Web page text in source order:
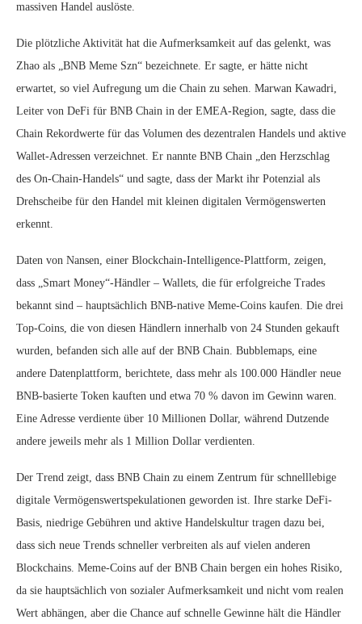
massiven Handel auslöste.
Die plötzliche Aktivität hat die Aufmerksamkeit auf das gelenkt, was
Zhao als „BNB Meme Szn“ bezeichnete. Er sagte, er hätte nicht
erwartet, so viel Aufregung um die Chain zu sehen. Marwan Kawadri,
Leiter von DeFi für BNB Chain in der EMEA-Region, sagte, dass die
Chain Rekordwerte für das Volumen des dezentralen Handels und aktive
Wallet-Adressen verzeichnet. Er nannte BNB Chain „den Herzschlag
des On-Chain-Handels“ und sagte, dass der Markt ihr Potenzial als
Drehscheibe für den Handel mit kleinen digitalen Vermögenswerten
erkennt.
Daten von Nansen, einer Blockchain-Intelligence-Plattform, zeigen,
dass „Smart Money“-Händler – Wallets, die für erfolgreiche Trades
bekannt sind – hauptsächlich BNB-native Meme-Coins kaufen. Die drei
Top-Coins, die von diesen Händlern innerhalb von 24 Stunden gekauft
wurden, befanden sich alle auf der BNB Chain. Bubblemaps, eine
andere Datenplattform, berichtete, dass mehr als 100.000 Händler neue
BNB-basierte Token kauften und etwa 70 % davon im Gewinn waren.
Eine Adresse verdiente über 10 Millionen Dollar, während Dutzende
andere jeweils mehr als 1 Million Dollar verdienten.
Der Trend zeigt, dass BNB Chain zu einem Zentrum für schnelllebige
digitale Vermögenswertspekulationen geworden ist. Ihre starke DeFi-
Basis, niedrige Gebühren und aktive Handelskultur tragen dazu bei,
dass sich neue Trends schneller verbreiten als auf vielen anderen
Blockchains. Meme-Coins auf der BNB Chain bergen ein hohes Risiko,
da sie hauptsächlich von sozialer Aufmerksamkeit und nicht vom realen
Wert abhängen, aber die Chance auf schnelle Gewinne hält die Händler